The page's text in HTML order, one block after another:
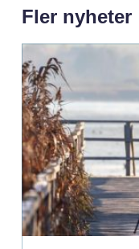
Fler nyheter